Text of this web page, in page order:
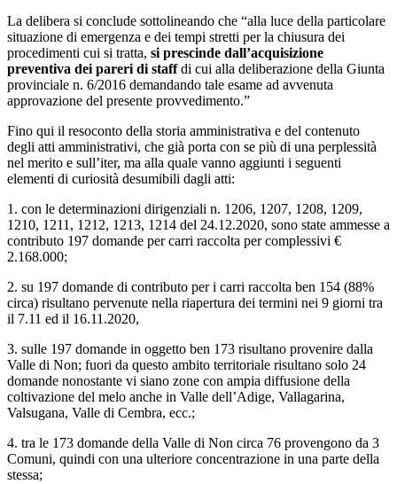
La delibera si conclude sottolineando che “alla luce della particolare
situazione di emergenza e dei tempi stretti per la chiusura dei
procedimenti cui si tratta, si prescinde dall’acquisizione
preventiva dei pareri di staffdi cui alla deliberazione della Giunta
provinciale n. 6/2016 demandando tale esame ad avvenuta
approvazione del presente provvedimento.”
Fino qui il resoconto della storia amministrativa e del contenuto
degli atti amministrativi, che già porta con se più di una perplessità
nel merito e sull’iter, ma alla quale vanno aggiunti i seguenti
elementi di curiosità desumibili dagli atti:
1. con le determinazioni dirigenziali n. 1206, 1207, 1208, 1209,
1210, 1211, 1212, 1213, 1214 del 24.12.2020, sono state ammesse a
contributo 197 domande per carri raccolta per complessivi €
2.168.000;
2. su 197 domande di contributo per i carri raccolta ben 154 (88%
circa) risultano pervenute nella riapertura dei termini nei 9 giorni tra
il 7.11 ed il 16.11.2020,
3. sulle 197 domande in oggetto ben 173 risultano provenire dalla
Valle di Non; fuori da questo ambito territoriale risultano solo 24
domande nonostante vi siano zone con ampia diffusione della
coltivazione del melo anche in Valle dell’Adige, Vallagarina,
Valsugana, Valle di Cembra, ecc.;
4. tra le 173 domande della Valle di Non circa 76 provengono da 3
Comuni, quindi con una ulteriore concentrazione in una parte della
stessa;